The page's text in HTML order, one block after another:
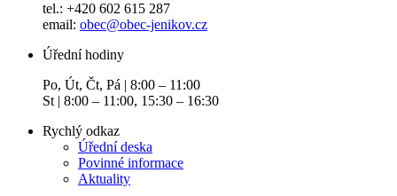
tel.: +420 602 615 287
email: obec@obec-jenikov.cz
Úřední hodiny
Po, Út, Čt, Pá | 8:00 – 11:00
St | 8:00 – 11:00, 15:30 – 16:30
Rychlý odkaz
Úřední deska
Povinné informace
Aktuality